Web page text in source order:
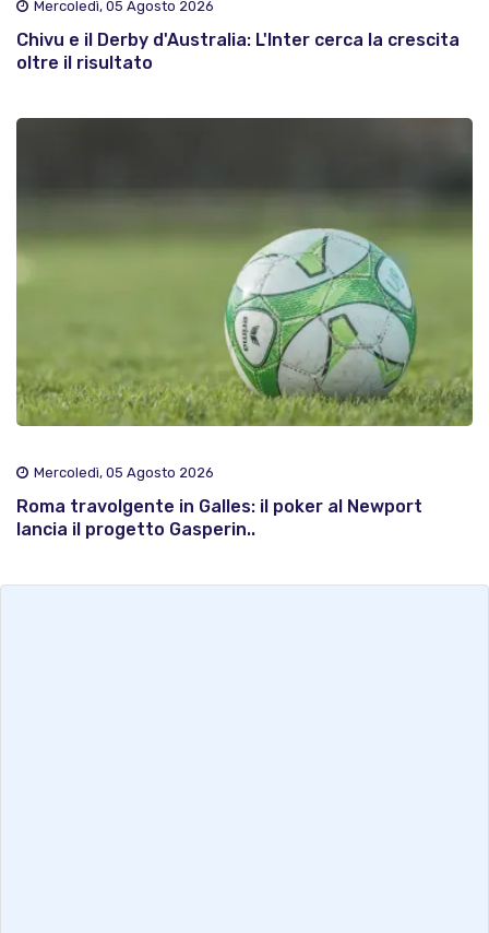
Mercoledì, 05 Agosto 2026
Chivu e il Derby d'Australia: L'Inter cerca la crescita
oltre il risultato
Mercoledì, 05 Agosto 2026
Roma travolgente in Galles: il poker al Newport
lancia il progetto Gasperin..